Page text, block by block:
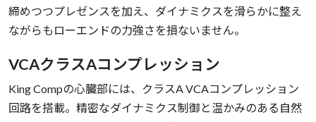
締めつつプレゼンスを加え、ダイナミクスを滑らかに整え
ながらもローエンドの力強さを損ないません。
VCAクラスAコンプレッション
King Compの心臓部には、クラスA VCAコンプレッション
回路を搭載。精密なダイナミクス制御と温かみのある自然